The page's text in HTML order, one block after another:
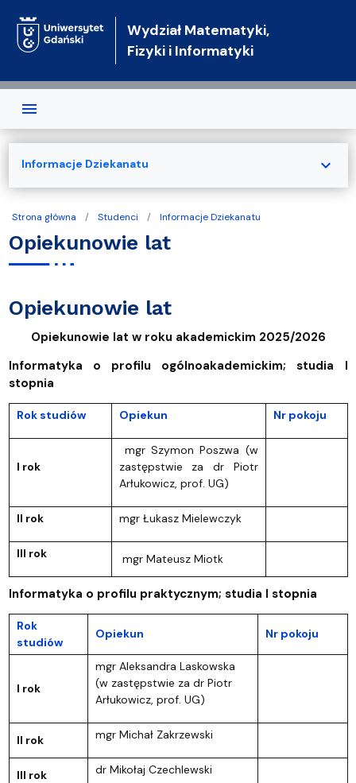
Wydział Matematyki,
Fizyki i Informatyki
Strona główna Studenci Informacje Dziekanatu
Opiekunowie lat
Opiekunowie lat
Opiekunowie lat w roku akademickim 2025/2026
Informatyka o profilu ogólnoakademickim; studia I
stopnia
Rok studiów Opiekun Nr pokoju
I rok
mgr Szymon Poszwa (w
zastępstwie za dr Piotr
Arłukowicz, prof. UG)
II rok mgr Łukasz Mielewczyk
III rok mgr Mateusz Miotk
Informatyka o profilu praktycznym; studia I stopnia
Rok
studiów
Opiekun Nr pokoju
I rok
mgr Aleksandra Laskowska
(w zastępstwie za dr Piotr
Arłukowicz, prof. UG)
II rok mgr Michał Zakrzewski
III rok dr Mikołaj Czechlewski
Informacje Dziekanatu expand_more